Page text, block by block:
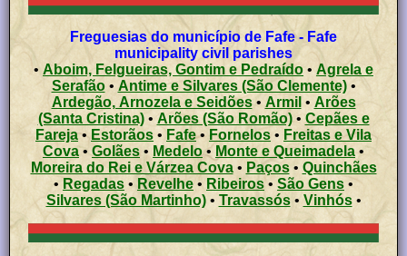
Freguesias do município de Fafe - Fafe
municipality civil parishes
• Aboim, Felgueiras, Gontim e Pedraído • Agrela e
Serafão• Antime e Silvares (São Clemente)•
Ardegão, Arnozela e Seidões• Armil • Arões
(Santa Cristina)• Arões (São Romão)• Cepães e
Fareja• Estorãos • Fafe•Fornelos • Freitas e Vila
Cova •Golães • Medelo• Monte e Queimadela•
Moreira do Rei e Várzea Cova• Paços• Quinchães
• Regadas • Revelhe • Ribeiros• São Gens •
Silvares (São Martinho)• Travassós• Vinhós•